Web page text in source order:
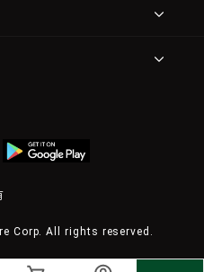
Corp. All rights reserved.